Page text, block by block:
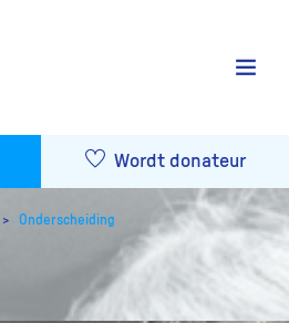
Wordt donateur
Onderscheiding